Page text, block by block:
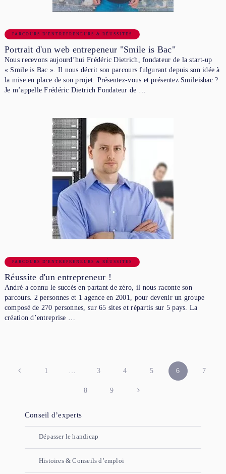
PARCOURS D'ENTREPRENEURS & RÉUSSITES
Portrait d'un web entrepeneur "Smile is Bac"
Nous recevons aujourd’hui Frédéric Dietrich, fondateur de la start-up
« Smile is Bac ». Il nous décrit son parcours fulgurant depuis son idée à
la mise en place de son projet. Présentez-vous et présentez Smileisbac ?
Je m’appelle Frédéric Dietrich Fondateur de …
PARCOURS D'ENTREPRENEURS & RÉUSSITES
Réussite d'un entrepreneur !
André a connu le succès en partant de zéro, il nous raconte son
parcours. 2 personnes et 1 agence en 2001, pour devenir un groupe
composé de 270 personnes, sur 65 sites et répartis sur 5 pays. La
création d’entreprise …
PAGINATION
PUBLICATIONS
1 3 4 5 6 7
8 9
Conseil d’experts
Dépasser le handicap
Histoires & Conseils d’emploi